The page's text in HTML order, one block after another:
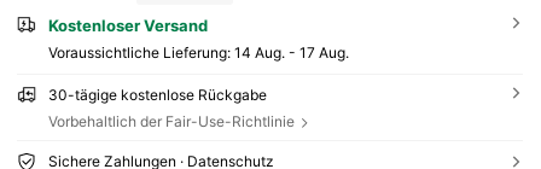
Kostenloser Versand
Voraussichtliche Lieferung: 14 Aug. - 17 Aug.
30-tägige kostenlose Rückgabe
Vorbehaltlich der Fair-Use-Richtlinie
Sichere Zahlungen · Datenschutz